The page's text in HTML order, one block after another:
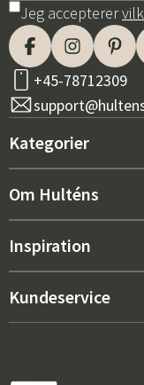
Jeg accepterer
+45-78712309
Kategorier
Nyt hos os
Indretning
Om Hulténs
Om Hulténs
Salgsafdeling
Inspiration
Bestsellere
De rigtige hynder
Kundeservice